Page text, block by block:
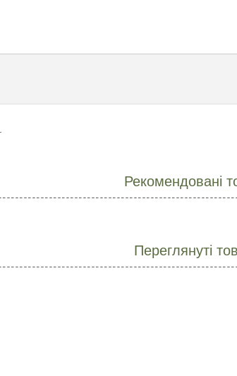
Рекомендовані
Переглянуті